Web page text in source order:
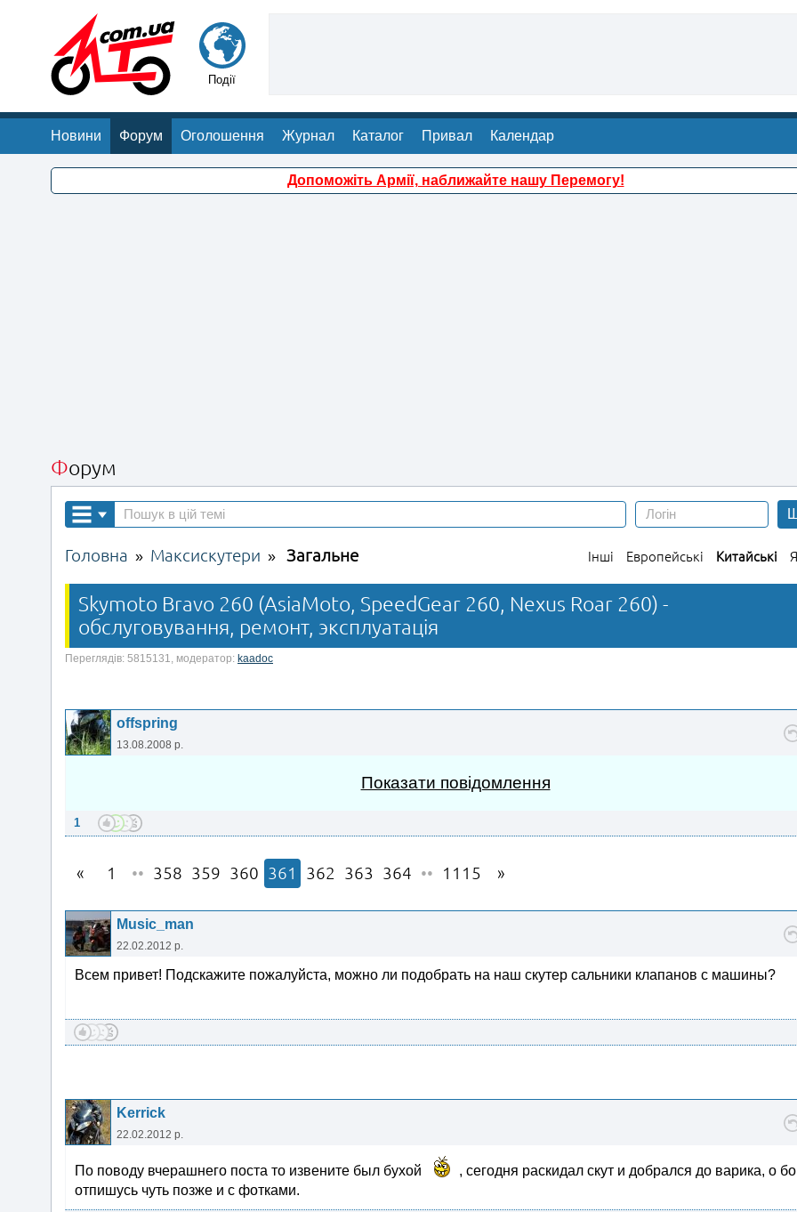
Події
Новини Форум Оголошення Журнал Каталог Привал Календар
Допоможіть Армії, наближайте нашу Перемогу!
Форум
Головна » Максискутери » Загальне Інші Европейські Китайські
Skymoto Bravo 260 (AsiaMoto, SpeedGear 260, Nexus Roar 260) -
обслуговування, ремонт, эксплуатація
Переглядів: 5815131, модератор: kaadoc
offspring
13.08.2008 р.
Показати повідомлення
1
1 •• 358 359 360 361 362 363 364 •• 1115
Music_man
22.02.2012 р.
Всем привет! Подскажите пожалуйста, можно ли подобрать на наш скутер сальники клапанов с машины?
Kerrick
22.02.2012 р.
По поводу вчерашнего поста то извените был бухой
, сегодня раскидал скут и добрался до варика, о
отпишусь чуть позже и с фотками.